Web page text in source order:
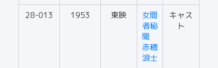
28-013 1953 東映
女間
者秘
聞
赤穂
浪士
キャス
ト